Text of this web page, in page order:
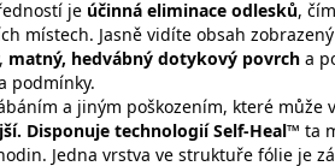
je účinná eliminace odlesků,
místech. Jasně vidíte obsah
matný, hedvábný dotykový povrch a
podmínky.
a jiným poškozením, které může
Disponuje technologií Self-Heal™ ta
Jedna vrstva ve struktuře fólie je